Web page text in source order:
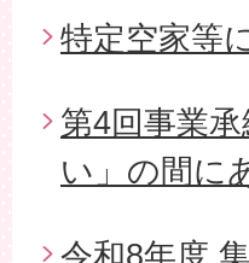
特定空家等
第4回事業
い」の間に
令和8年度